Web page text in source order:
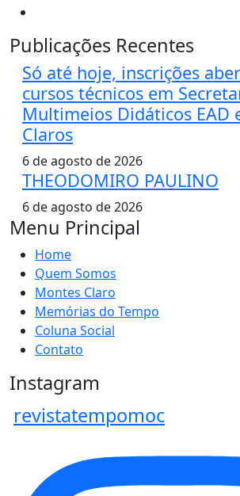
Publicações Recentes
Só até hoje, inscrições
cursos técnicos em
Multimeios Didáticos EAD
Claros
6 de agosto de 2026
THEODOMIRO PAULINO
6 de agosto de 2026
Menu Principal
Home
Quem Somos
Montes Claro
Memórias do Tempo
Coluna Social
Contato
Instagram
revistatempomoc